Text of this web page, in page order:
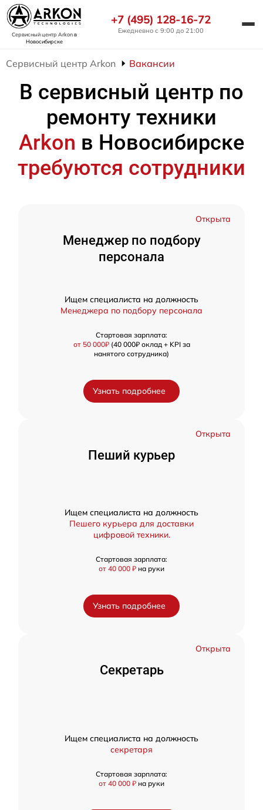
Сервисный центр Arkonв
Новосибирске
+7 (495) 128-16-72
Ежедневно с 9:00 до 21:00
Сервисный центр Arkon Вакансии
В сервисный центр по
ремонту техники
Arkon в Новосибирске
требуются сотрудники
Открыта
Менеджер по подбору
персонала
Ищем специалиста на должность
Менеджера по подбору персонала
Стартовая зарплата:
от 50 000₽(40 000₽ оклад + KPI за
нанятого сотрудника)
Узнать подробнее
Открыта
Пеший курьер
Ищем специалиста на должность
Пешего курьера для доставки
цифровой техники.
Стартовая зарплата:
от 40 000 ₽ на руки
Узнать подробнее
Открыта
Секретарь
Ищем специалиста на должность
секретаря
Стартовая зарплата:
от 40 000 ₽ на руки